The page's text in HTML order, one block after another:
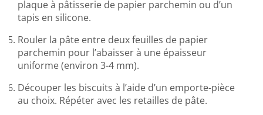
plaque à pâtisserie de papier parchemin ou d’un
tapis en silicone.
Rouler la pâte entre deux feuilles de papier
parchemin pour l’abaisser à une épaisseur
uniforme (environ 3-4 mm).
Découper les biscuits à l’aide d’un emporte-pièce
au choix. Répéter avec les retailles de pâte.